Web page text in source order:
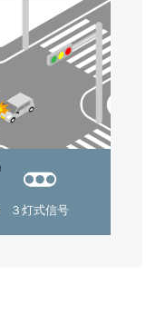
３灯式信号